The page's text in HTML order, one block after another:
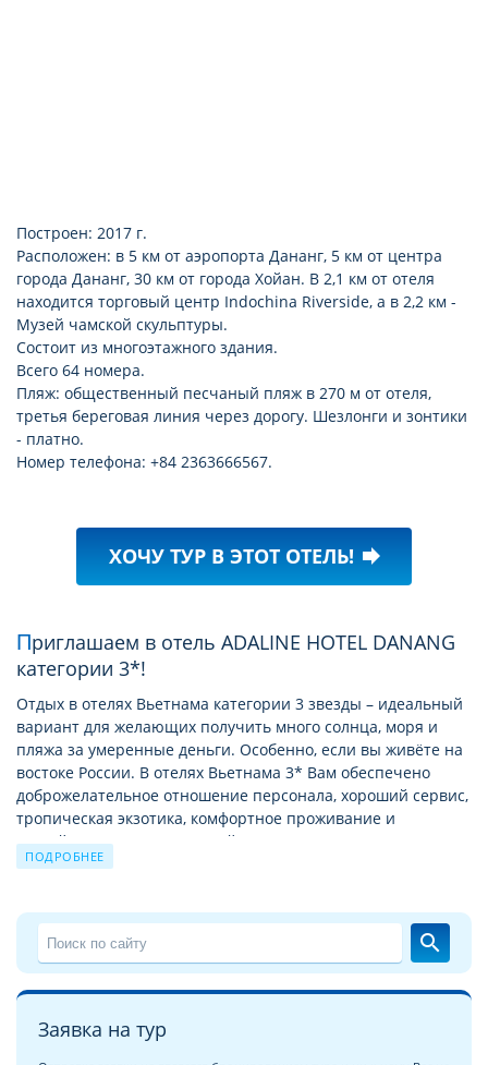
Построен: 2017 г.
Расположен: в 5 км от аэропорта Дананг, 5 км от центра
города Дананг, 30 км от города Хойан. В 2,1 км от отеля
находится торговый центр Indochina Riverside, а в 2,2 км -
Музей чамской скульптуры.
Состоит из многоэтажного здания.
Всего 64 номера.
Пляж: общественный песчаный пляж в 270 м от отеля,
третья береговая линия через дорогу. Шезлонги и зонтики
- платно.
Номер телефона: +84 2363666567.
ХОЧУ ТУР В ЭТОТ ОТЕЛЬ! forward
Приглашаем в отель ADALINE HOTEL DANANG
категории 3*!
Отдых в отелях Вьетнама категории 3 звезды – идеальный
вариант для желающих получить много солнца, моря и
пляжа за умеренные деньги. Особенно, если вы живёте на
востоке России. В отелях Вьетнама 3* Вам обеспечено
доброжелательное отношение персонала, хороший сервис,
тропическая экзотика, комфортное проживание и
достойное питание. Круглый год Вас ждёт жаркое солнце
на длинных и широких песчаных пляжах, дайвинг в тёплом
закаты на фоне дивных пейзажей, горы, бухты и джунгли,
буддийские храмы, разнообразные морепродукты и свежие
фрукты.
Расположенные относительно рядом знаменитые курорты
Тайланда заставляют хотельеров Вьетнама прикладывать
максимум усилий, чтобы предложить больше качества за
ПОДРОБНЕЕ
search
Заявка на тур